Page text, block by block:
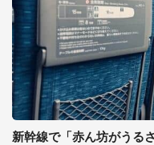
新幹線で「赤ん坊がうる